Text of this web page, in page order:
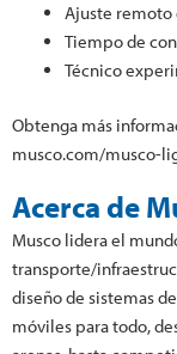
Ajuste remoto
Tiempo de
Técnico
Obtenga más
musco.com/musco-
Acerca de
Musco lidera el
transporte/
diseño de sistemas
móviles para todo,